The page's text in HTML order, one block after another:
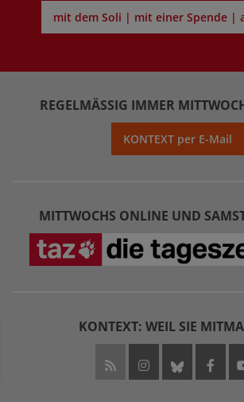
mit dem Soli | mit einer Spende |
REGELMÄSSIG IMMER
KONTEXT per E-Mail
MITTWOCHS ONLINE UND
KONTEXT: WEIL SIE